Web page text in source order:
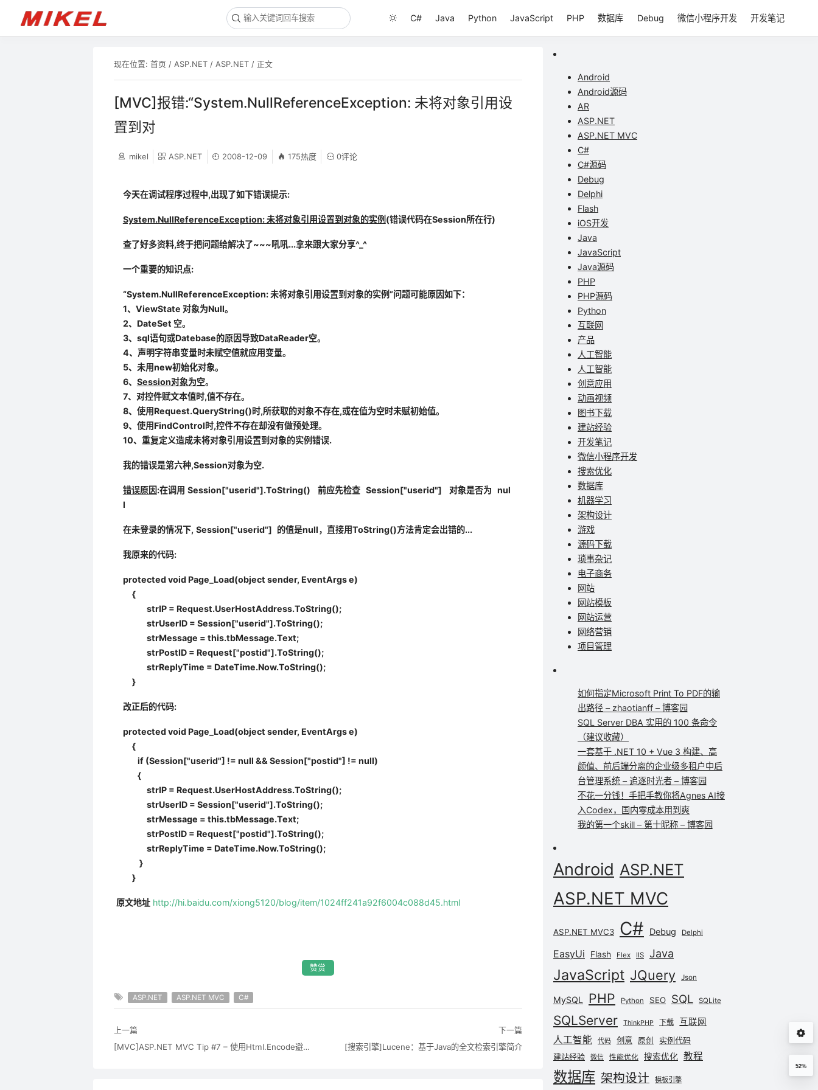
C# Java Python JavaScript PHP 数据库 Debug 微信小程序开发 开发笔记
现在位置: 首页 / ASP.NET/ ASP.NET/ 正文
[MVC]报错:“System.NullReferenceException: 未将对象引用设
置到对
mikel ASP.NET 2008-12-09 175热度 0评论
今天在调试程序过程中,出现了如下错误提示:
System.NullReferenceException: 未将对象引用设置到对象的实例 (错误代码在Session所在行)
查了好多资料,终于把问题给解决了~~~吼吼...拿来跟大家分享^_^
一个重要的知识点:
“System.NullReferenceException: 未将对象引用设置到对象的实例”问题可能原因如下：
1、ViewState 对象为Null。
2、DateSet 空。
3、sql语句或Datebase的原因导致DataReader空。
4、声明字符串变量时未赋空值就应用变量。
5、未用new初始化对象。
6、 Session对象为空。
7、对控件赋文本值时,值不存在。
8、使用Request.QueryString()时,所获取的对象不存在,或在值为空时未赋初始值。
9、使用FindControl时,控件不存在却没有做预处理。
10、重复定义造成未将对象引用设置到对象的实例错误.
我的错误是第六种,Session对象为空.
错误原因:在调用 Session["userid"].ToString()
前应先检查 Session["userid"] 对象是否为 nul
l
在未登录的情况下, Session["userid"] 的值是null，直接用ToString()方法肯定会出错的...
我原来的代码:
protected void Page_Load(object sender, EventArgs e)
{
strIP = Request.UserHostAddress.ToString();
strUserID = Session["userid"].ToString();
strMessage = this.tbMessage.Text;
strPostID = Request["postid"].ToString();
strReplyTime = DateTime.Now.ToString();
}
改正后的代码:
protected void Page_Load(object sender, EventArgs e)
{
if (Session["userid"] != null && Session["postid"] != null)
{
strIP = Request.UserHostAddress.ToString();
strUserID = Session["userid"].ToString();
strMessage = this.tbMessage.Text;
strPostID = Request["postid"].ToString();
strReplyTime = DateTime.Now.ToString();
}
}
原文地址 http://hi.baidu.com/xiong5120/blog/item/1024ff241a92f6004c088d45.html
赞赏
ASP.NET ASP.NET MVC C#
上一篇
[MVC]ASP.NET MVC Tip #7 – 使用Html.Encode避免JavaScrip
下一篇
[搜索引擎]Lucene：基于Java的全文检索引擎简介
Android
Android源码
AR
ASP.NET
ASP.NET MVC
C#
C#源码
Debug
Delphi
Flash
iOS开发
Java
JavaScript
Java源码
PHP
PHP源码
Python
互联网
产品
人工智能
人工智能
创意应用
动画视频
图书下载
建站经验
开发笔记
微信小程序开发
搜索优化
数据库
机器学习
架构设计
游戏
源码下载
琐事杂记
电子商务
网站
网站模板
网站运营
网络营销
项目管理
如何指定Microsoft Print To PDF的输
出路径 – zhaotianff – 博客园
SQL Server DBA 实用的 100 条命令
（建议收藏）
一套基于 .NET 10 + Vue 3 构建、高
颜值、前后端分离的企业级多租户中后
台管理系统 – 追逐时光者 – 博客园
不花一分钱！手把手教你将Agnes AI接
入Codex，国内零成本用到爽
我的第一个skill – 第十昵称 – 博客园
Android ASP.NET
ASP.NET MVC
ASP.NET MVC3 C# Debug Delphi
EasyUi Flash Flex IIS Java
JavaScript JQuery Json
MySQL PHP Python SEO SQL SQLite
SQLServer ThinkPHP 下载 互联网
人工智能 代码 创意 原创
实例代码
建站经验
微信 性能优化 搜索优化 教程
数据库 架构设计 模板引擎
52%